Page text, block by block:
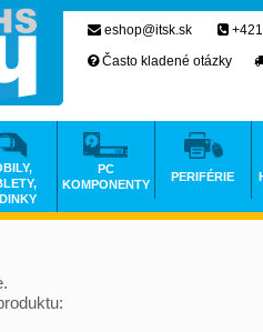
eshop@itsk.sk
Často kladené otázky
PC
KOMPONENTY
PERIFÉRIE